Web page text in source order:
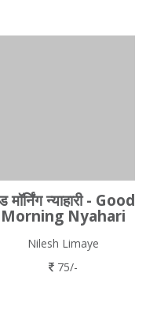
मॉर्निंग न्याहारी - Good
Morning Nyahari
Nilesh Limaye
75/-